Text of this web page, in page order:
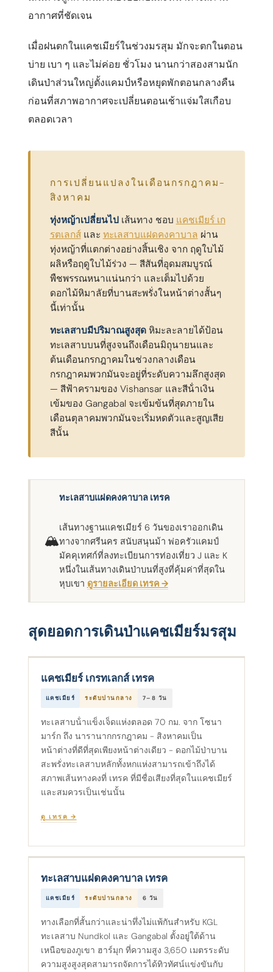
อากาศที่ชัดเจน
เมื่อฝนตกในแคชเมียร์ในช่วงมรสุม มักจะตกในตอน
บ่าย เบา ๆ และไม่ค่อย ชั่วโมง นานกว่าสองสามนัก
เดินป่าส่วนใหญ่ตั้งแคมป์หรือหยุดพักตอนกลางคืน
ก่อนที่สภาพอากาศจะเปลี่ยนตอนเช้าแจ่มใสเกือบ
ตลอดเวลา
การเปลี่ยนแปลงในเดือนกรกฎาคม-
สิงหาคม
ทุ่งหญ้าเปลี่ยนไปเส้นทาง ชอบ แคชเมียร์ เก
รตเลกส์และ ทะเลสาบแฝดคงคาบาล ผ่าน
ทุ่งหญ้าที่แตกต่างอย่างสิ้นเชิง จาก ฤดูใบไม้
ผลิหรือฤดูใบไม้ร่วง — สีสันที่อุดมสมบูรณ์
พืชพรรณหนาแน่นกว่า และเต็มไปด้วย
ดอกไม้หิมาลัยที่บานสะพรั่งในหน้าต่างสั้นๆ
นี้เท่านั้น
ทะเลสาบมีปริมาณสูงสุดหิมะละลายได้ป้อน
ทะเลสาบบนที่สูงจนถึงเดือนมิถุนายนและ
ต้นเดือนกรกฎาคมในช่วงกลางเดือน
กรกฎาคมพวกมันจะอยู่ที่ระดับความลึกสูงสุด
— สีฟ้าครามของ Vishansar และสีน้ําเงิน
เข้มของ Gangabal จะเข้มข้นที่สุดภายใน
เดือนตุลาคมพวกมันจะเริ่มหดตัวและสูญเสีย
สีนั้น
🏔
ทะเลสาบแฝดคงคาบาล เทรค
เส้นทางฐานแคชเมียร์ 6 วันของเราออกเดิน
ทางจากศรีนคร สนับสนุนม้า พ่อครัวแคมป์
มัคคุเทศก์ที่ลงทะเบียนการท่องเที่ยว J และ K
หนึ่งในเส้นทางเดินป่าบนที่สูงที่คุ้มค่าที่สุดใน
หุบเขา ดูรายละเอียด เทรค →
สุดยอดการเดินป่าแคชเมียร์มรสุม
แคชเมียร์ เกรทเลกส์ เทรค
แคชเมียร์ ระดับปานกลาง 7–8 วัน
ทะเลสาบน้ําแข็งเจ็ดแห่งตลอด 70 กม. จาก โซนา
มาร์ก ถึง นารานากกรกฎาคม - สิงหาคมเป็น
หน้าต่างที่ดีที่สุดเพียงหน้าต่างเดียว - ดอกไม้ป่าบาน
สะพรั่งทะเลสาบหลักทั้งหกแห่งสามารถเข้าถึงได้
สภาพเส้นทางคงที่ เทรค ที่มีชื่อเสียงที่สุดในแคชเมียร์
และสมควรเป็นเช่นนั้น
ดู เทรค →
ทะเลสาบแฝดคงคาบาล เทรค
แคชเมียร์ ระดับปานกลาง 6 วัน
ทางเลือกที่สั้นกว่าและน่าทึ่งไม่แพ้กันสําหรับ KGL
ทะเลสาบ Nundkol และ Gangabal ตั้งอยู่ใต้ด้าน
เหนือของภูเขา ฮาร์มุก ที่ความสูง 3,650 เมตรระดับ
ความสูงสูงสุดสามารถจัดการได้ทิวทัศน์แข่งขันกับ